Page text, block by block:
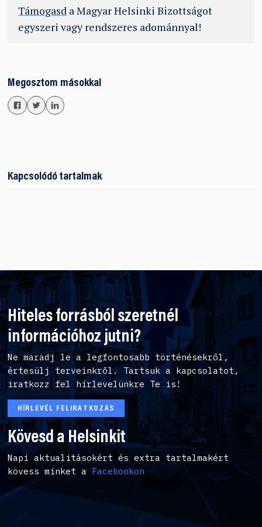
Támogasd a Magyar Helsinki Bizottságot
egyszeri vagy rendszeres adománnyal!
Megosztom másokkal
Kapcsolódó tartalmak
Hiteles forrásból szeretnél
információhoz jutni?
Ne maradj le a legfontosabb történésekről,
értesülj terveinkről. Tartsuk a kapcsolatot,
iratkozz fel hírlevelünkre Te is!
HÍRLEVÉL FELIRATKOZÁS
Kövesd a Helsinkit
Napi aktualitásokért és extra tartalmakért
kövess minket a Facebookon